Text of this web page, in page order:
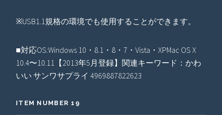
※USB1.1規格の環境でも使用することができます。
■対応OS:Windows 10・8.1・8・7・Vista・XPMac OS X
10.4〜10.11【2013年5月登録】関連キーワード：かわ
いい サンワサプライ 4969887822623
ITEM NUMBER 19